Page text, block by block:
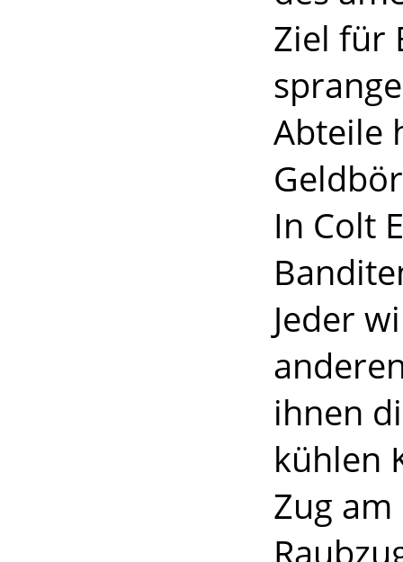
Ziel für
Abteile
In Colt
Jeder
ihnen
kühlen
Zug